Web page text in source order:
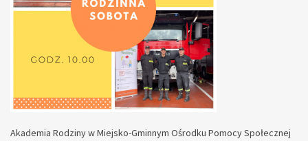
Akademia Rodziny w Miejsko-Gminnym Ośrodku Pomocy Społecznej